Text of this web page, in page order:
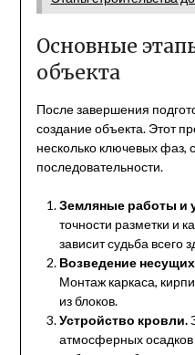
Основные
объекта
После завершения
создание объекта. Этот
несколько ключевых фаз,
последовательности.
Земляные работы и
точности разметки и
зависит судьба всего
Возведение
Монтаж каркаса,
из блоков.
Устройство кровли.
атмосферных осадков